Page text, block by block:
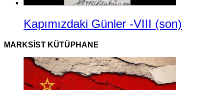
Kapımızdaki Günler -VIII (son)
MARKSIST KÜTÜPHANE